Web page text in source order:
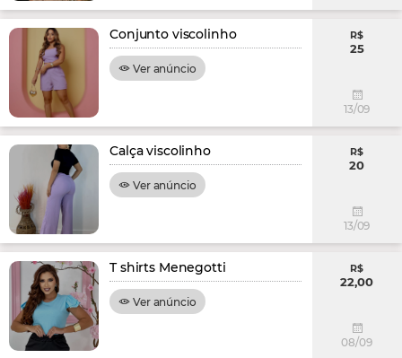
Conjunto viscolinho
Ver anúncio
R$
25
13/09
Calça viscolinho
Ver anúncio
R$
20
13/09
T shirts Menegotti
Ver anúncio
R$
22,00
08/09